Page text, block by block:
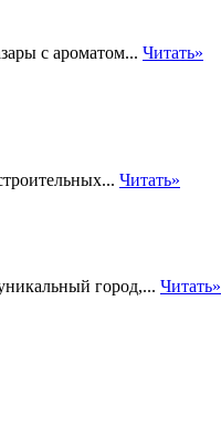
с ароматом... Читать»
Читать»
город,... Читать»